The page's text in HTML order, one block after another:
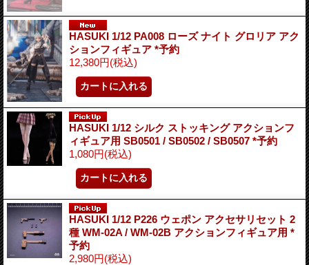
HASUKI 1/12 PA008 ローズ ナイト グロリア アク
ションフィギュア *予約
12,380円(税込)
HASUKI 1/12 シルク ストッキング アクションフ
ィギュア用 SB0501 / SB0502 / SB0507 *予約
1,080円(税込)
HASUKI 1/12 P226 ウェポン アクセサリセット 2
種 WM-02A / WM-02B アクションフィギュア用 *
予約
2,980円(税込)